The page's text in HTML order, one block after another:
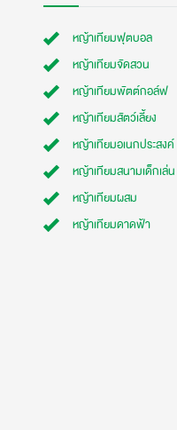
หญ้าเทียมฟุตบอล
หญ้าเทียมจัดสวน
หญ้าเทียมพัตต์กอล์ฟ
หญ้าเทียมสัตว์เลี้ยง
หญ้าเทียมอเนกประสงค์
หญ้าเทียมสนามเด็กเล่น
หญ้าเทียมผสม
หญ้าเทียมดาดฟ้า